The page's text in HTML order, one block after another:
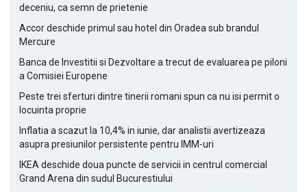
deceniu, ca semn de prietenie
Accor deschide primul sau hotel din Oradea sub brandul
Mercure
Banca de Investitii si Dezvoltare a trecut de evaluarea pe piloni
a Comisiei Europene
Peste trei sferturi dintre tinerii romani spun ca nu isi permit o
locuinta proprie
Inflatia a scazut la 10,4% in iunie, dar analistii avertizeaza
asupra presiunilor persistente pentru IMM-uri
IKEA deschide doua puncte de servicii in centrul comercial
Grand Arena din sudul Bucurestiului